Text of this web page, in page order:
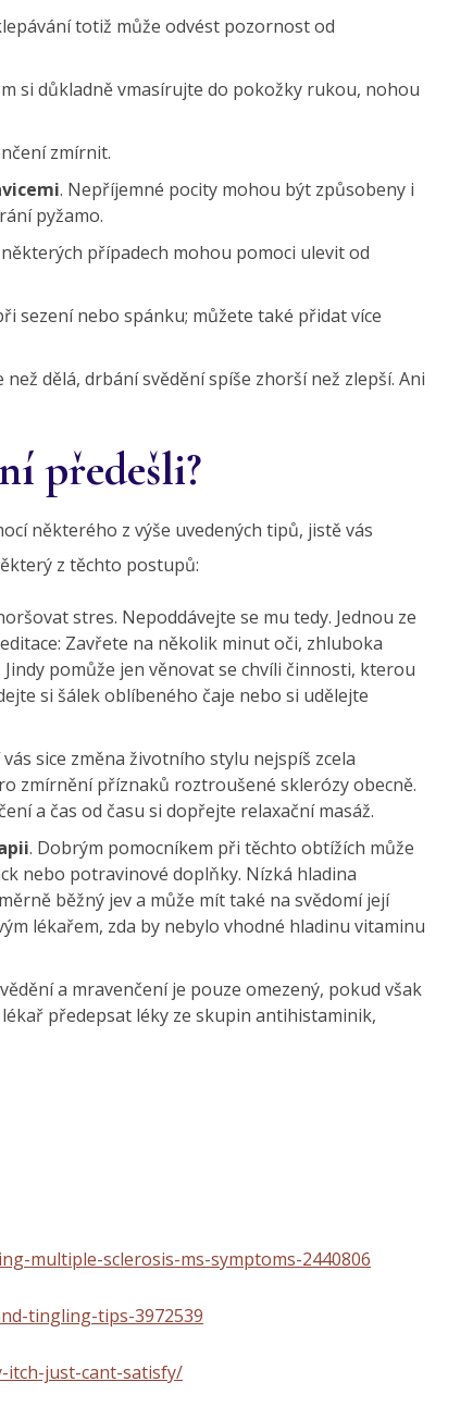
totiž může odvést pozornost od
si důkladně vmasírujte do pokožky rukou, nohou
zmírnit.
. Nepříjemné pocity mohou být způsobeny i
pyžamo.
případech mohou pomoci ulevit od
sezení nebo spánku; můžete také přidat více
než dělá, drbání svědění spíše zhorší než zlepší. Ani
předešli?
některého z výše uvedených tipů, jistě vás
z těchto postupů:
stres. Nepoddávejte se mu tedy. Jednou ze
Zavřete na několik minut oči, zhluboka
pomůže jen věnovat se chvíli činnosti, kterou
si šálek oblíbeného čaje nebo si udělejte
vás sice změna životního stylu nejspíš zcela
zmírnění příznaků roztroušené sklerózy obecně.
a čas od času si dopřejte relaxační masáž.
. Dobrým pomocníkem při těchto obtížích může
nebo potravinové doplňky. Nízká hladina
běžný jev a může mít také na svědomí její
lékařem, zda by nebylo vhodné hladinu vitaminu
a mravenčení je pouze omezený, pokud však
předepsat léky ze skupin antihistaminik,
multiple-sclerosis-ms-symptoms-2440806
tingling-tips-3972539
itch-just-cant-satisfy/